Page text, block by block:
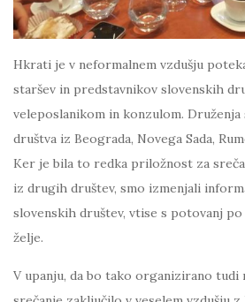
Hkrati je v neformalnem vzdušju
staršev in predstavnikov slovenskih
veleposlanikom in konzulom. Druženja
društva iz Beograda, Novega Sada,
Ker je bila to redka priložnost za
iz drugih društev, smo izmenjali
slovenskih društev, vtise s potovanj
želje.
V upanju, da bo tako organizirano tudi